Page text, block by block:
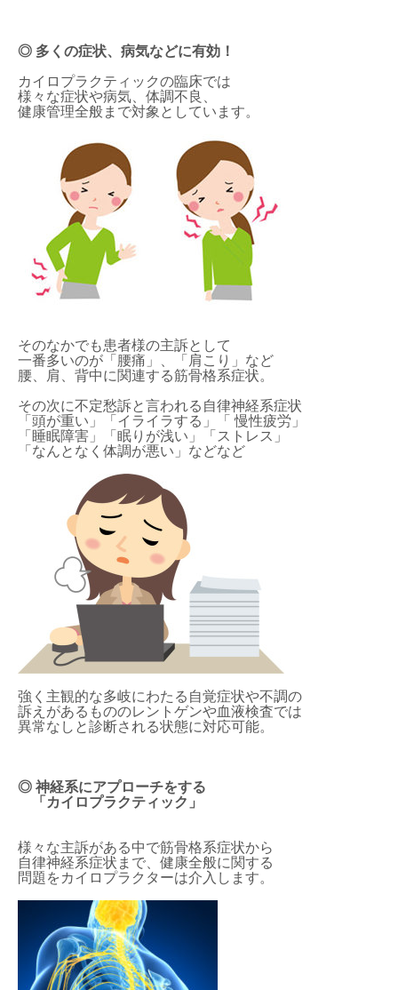
◎ 多くの症状、病気などに有効！
カイロプラクティックの臨床では
様々な症状や病気、体調不良、
健康管理全般まで対象としています。
そのなかでも患者様の主訴として
一番多いのが「腰痛」、「肩こり」など
腰、肩、背中に関連する筋骨格系症状。
その次に不定愁訴と言われる自律神経系症状
「頭が重い」「イライラする」「 慢性疲労」
「睡眠障害」「眠りが浅い」「ストレス」
「なんとなく体調が悪い」などなど
強く主観的な多岐にわたる自覚症状や不調の
訴えがあるもののレントゲンや血液検査では
異常なしと診断される状態に対応可能。
◎ 神経系にアプローチをする
「カイロプラクティック」
様々な主訴がある中で筋骨格系症状から
自律神経系症状まで、健康全般に関する
問題をカイロプラクターは介入します。